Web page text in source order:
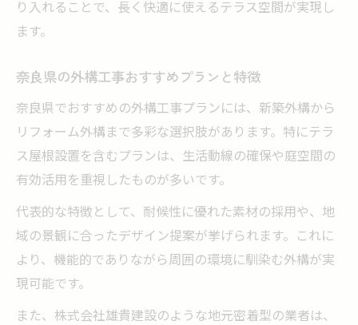
り入れることで、長く快適に使えるテラス空間が実現し
ます。
奈良県の外構工事おすすめプランと特徴
奈良県でおすすめの外構工事プランには、新築外構から
リフォーム外構まで多彩な選択肢があります。特にテラ
ス屋根設置を含むプランは、生活動線の確保や庭空間の
有効活用を重視したものが多いです。
代表的な特徴として、耐候性に優れた素材の採用や、地
域の景観に合ったデザイン提案が挙げられます。これに
より、機能的でありながら周囲の環境に馴染む外構が実
現可能です。
また、株式会社雄貴建設のような地元密着型の業者は、